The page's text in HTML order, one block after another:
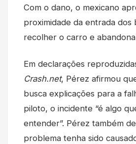
Com o dano, o mexicano
proximidade da entrada dos
recolher o carro e
Em declarações
Crash.net, Pérez afirmou
busca explicações para a
piloto, o incidente “é algo
entender”. Pérez também
problema tenha sido